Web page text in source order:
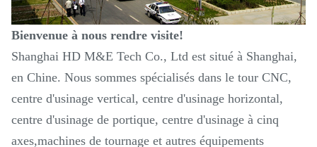
Bienvenue à nous rendre visite!
Shanghai HD M&E Tech Co., Ltd est situé à Shanghai,
en Chine. Nous sommes spécialisés dans le tour CNC,
centre d'usinage vertical, centre d'usinage horizontal,
centre d'usinage de portique, centre d'usinage à cinq
axes,machines de tournage et autres équipements